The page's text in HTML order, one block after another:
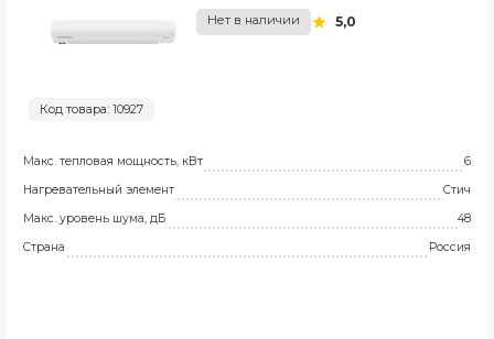
Код товара: 10927
Нет в наличии 5,0
Макс. тепловая мощность, кВт
6
Нагревательный элемент
Стич
Макс. уровень шума, дБ
48
Страна
Россия